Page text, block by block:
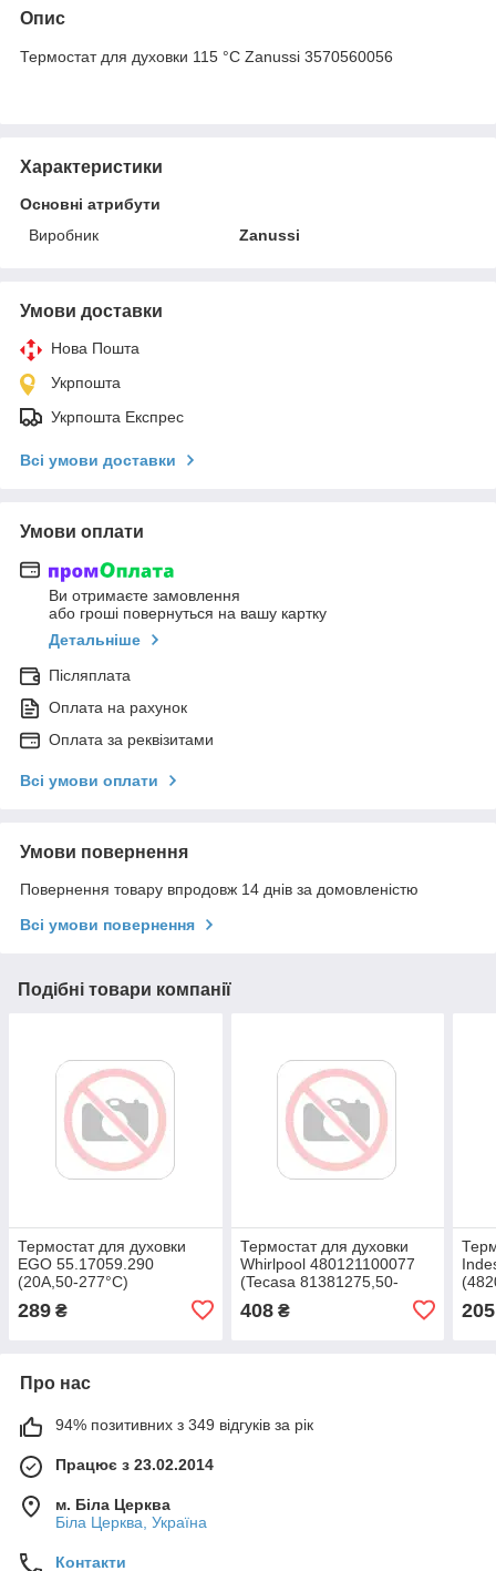
Опис
Термостат для духовки 115 °C Zanussi 3570560056
Характеристики
Основні атрибути
Виробник
Zanussi
Умови доставки
Нова Пошта
Укрпошта
Укрпошта Експрес
Всі умови доставки
Умови оплати
Ви отримаєте замовлення
або гроші повернуться на вашу картку
Детальніше
Післяплата
Оплата на рахунок
Оплата за реквізитами
Всі умови оплати
Умови повернення
Повернення товару впродовж 14 днів за домовленістю
Всі умови повернення
Подібні товари компанії
Термостат для духовки
EGO 55.17059.290
(20A,50-277°C)
289 ₴
Термостат для духовки
Whirlpool 480121100077
(Tecasa 81381275,50-
408₴ 205
Про нас
94% позитивних з 349 відгуків за рік
Працює з 23.02.2014
м. Біла Церква
Біла Церква, Україна
Контакти